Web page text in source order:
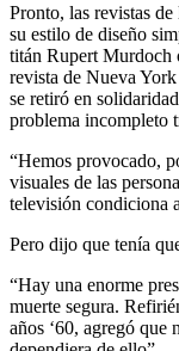
Pronto, las revistas
su estilo de diseño
titán Rupert Murdoch
revista de Nueva
se retiró en
problema incompleto
“Hemos provocado,
visuales de las
televisión condiciona
Pero dijo que tenía
“Hay una enorme
muerte segura.
años ‘60, agregó que